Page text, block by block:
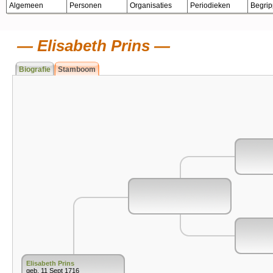
Algemeen Personen Organisaties Periodieken
Elisabeth Prins
Biografie Stamboom
Elisabeth Prins
geb. 11 Sept 1716